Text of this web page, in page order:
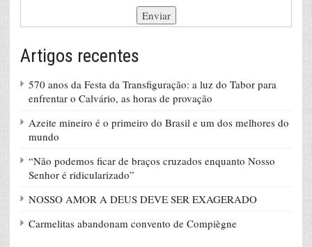
Artigos recentes
570 anos da Festa da Transfiguração: a luz do Tabor para
enfrentar o Calvário, as horas de provação
Azeite mineiro é o primeiro do Brasil e um dos melhores do
mundo
“Não podemos ficar de braços cruzados enquanto Nosso
Senhor é ridicularizado”
NOSSO AMOR A DEUS DEVE SER EXAGERADO
Carmelitas abandonam convento de Compiègne